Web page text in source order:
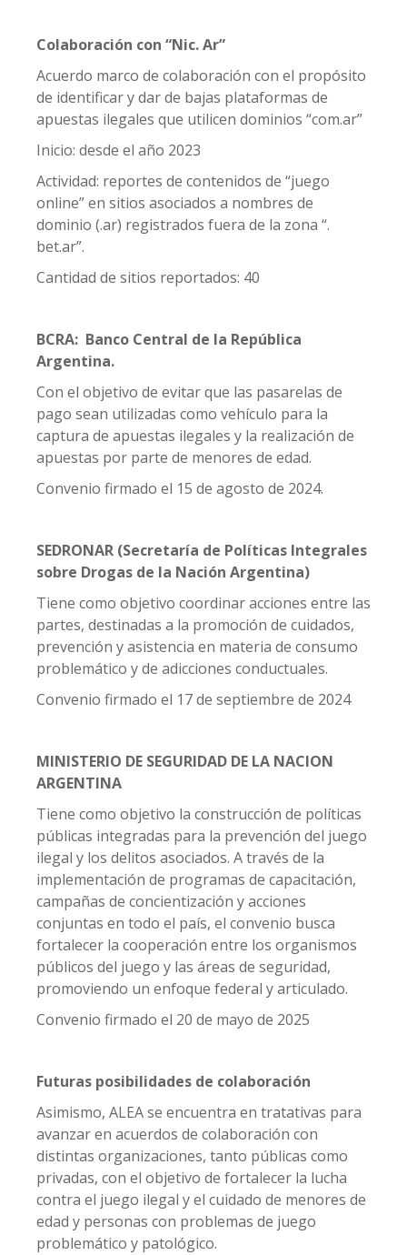
Colaboración con “Nic. Ar”
Acuerdo marco de colaboración con el propósito
de identificar y dar de bajas plataformas de
apuestas ilegales que utilicen dominios “com.ar”
Inicio: desde el año 2023
Actividad: reportes de contenidos de “juego
online” en sitios asociados a nombres de
dominio (.ar) registrados fuera de la zona “.
bet.ar”.
Cantidad de sitios reportados: 40
BCRA: Banco Central de la República
Argentina.
Con el objetivo de evitar que las pasarelas de
pago sean utilizadas como vehículo para la
captura de apuestas ilegales y la realización de
apuestas por parte de menores de edad.
Convenio firmado el 15 de agosto de 2024.
SEDRONAR (Secretaría de Políticas Integrales
sobre Drogas de la Nación Argentina)
Tiene como objetivo coordinar acciones entre las
partes, destinadas a la promoción de cuidados,
prevención y asistencia en materia de consumo
problemático y de adicciones conductuales.
Convenio firmado el 17 de septiembre de 2024
MINISTERIO DE SEGURIDAD DE LA NACION
ARGENTINA
Tiene como objetivo la construcción de políticas
públicas integradas para la prevención del juego
ilegal y los delitos asociados. A través de la
implementación de programas de capacitación,
campañas de concientización y acciones
conjuntas en todo el país, el convenio busca
fortalecer la cooperación entre los organismos
públicos del juego y las áreas de seguridad,
promoviendo un enfoque federal y articulado.
Convenio firmado el 20 de mayo de 2025
Futuras posibilidades de colaboración
Asimismo, ALEA se encuentra en tratativas para
avanzar en acuerdos de colaboración con
distintas organizaciones, tanto públicas como
privadas, con el objetivo de fortalecer la lucha
contra el juego ilegal y el cuidado de menores de
edad y personas con problemas de juego
problemático y patológico.